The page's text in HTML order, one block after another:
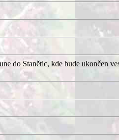
do Stanětic, kde bude ukončen